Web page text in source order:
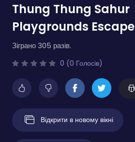
Thung Thung Sahur
Playgrounds Escape
Зіграно 305 разів.
0 (0 Голосів)
Відкрити в новому вікні